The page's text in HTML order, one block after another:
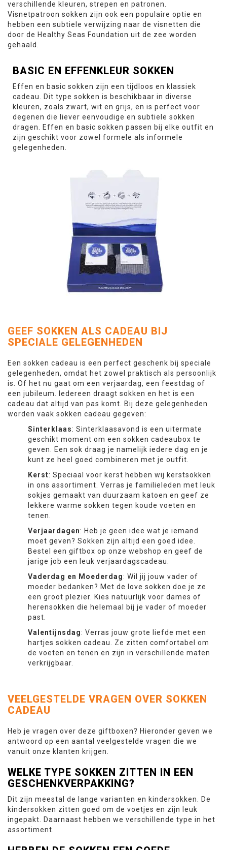
verschillende kleuren, strepen en patronen.
Visnetpatroon sokken zijn ook een populaire optie en
hebben een subtiele verwijzing naar de visnetten die
door de Healthy Seas Foundation uit de zee worden
gehaald.
BASIC EN EFFENKLEUR SOKKEN
Effen en basic sokken zijn een tijdloos en klassiek
cadeau. Dit type sokken is beschikbaar in diverse
kleuren, zoals zwart, wit en grijs, en is perfect voor
degenen die liever eenvoudige en subtiele sokken
dragen. Effen en basic sokken passen bij elke outfit en
zijn geschikt voor zowel formele als informele
gelegenheden.
GEEF SOKKEN ALS CADEAU BIJ
SPECIALE GELEGENHEDEN
Een sokken cadeau is een perfect geschenk bij speciale
gelegenheden, omdat het zowel praktisch als persoonlijk
is. Of het nu gaat om een verjaardag, een feestdag of
een jubileum. Iedereen draagt sokken en het is een
cadeau dat altijd van pas komt. Bij deze gelegenheden
worden vaak sokken cadeau gegeven:
Sinterklaas: Sinterklaasavond is een uitermate
geschikt moment om een sokken cadeaubox te
geven. Een sok draag je namelijk iedere dag en je
kunt ze heel goed combineren met je outfit.
Kerst: Speciaal voor kerst hebben wij kerstsokken
in ons assortiment. Verras je familieleden met leuk
sokjes gemaakt van duurzaam katoen en geef ze
lekkere warme sokken tegen koude voeten en
tenen.
Verjaardagen: Heb je geen idee wat je iemand
moet geven? Sokken zijn altijd een goed idee.
Bestel een giftbox op onze webshop en geef de
jarige job een leuk verjaardagscadeau.
Vaderdag en Moederdag: Wil jij jouw vader of
moeder bedanken? Met de love sokken doe je ze
een groot plezier. Kies natuurlijk voor dames of
herensokken die helemaal bij je vader of moeder
past.
Valentijnsdag: Verras jouw grote liefde met een
hartjes sokken cadeau. Ze zitten comfortabel om
de voeten en tenen en zijn in verschillende maten
verkrijgbaar.
VEELGESTELDE VRAGEN OVER SOKKEN
CADEAU
Heb je vragen over deze giftboxen? Hieronder geven we
antwoord op een aantal veelgestelde vragen die we
vanuit onze klanten krijgen.
WELKE TYPE SOKKEN ZITTEN IN EEN
GESCHENKVERPAKKING?
Dit zijn meestal de lange varianten en kindersokken. De
kindersokken zitten goed om de voetjes en zijn leuk
ingepakt. Daarnaast hebben we verschillende type in het
assortiment.